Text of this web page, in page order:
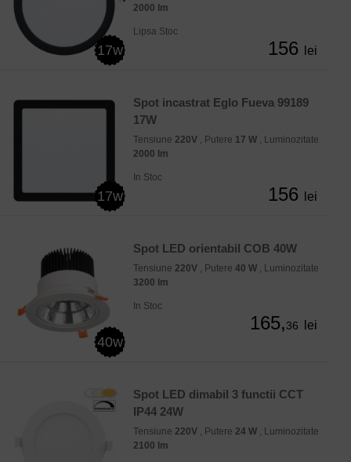
17w
2000 lm
Lipsa Stoc
156 lei
17w
Spot incastrat Eglo Fueva 99189
17W
Tensiune 220V , Putere 17 W , Luminozitate
2000 lm
In Stoc
156 lei
40w
Spot LED orientabil COB 40W
Tensiune 220V , Putere 40 W , Luminozitate
3200 lm
In Stoc
165,36 lei
Spot LED dimabil 3 functii CCT
IP44 24W
Tensiune 220V , Putere 24 W , Luminozitate
2100 lm